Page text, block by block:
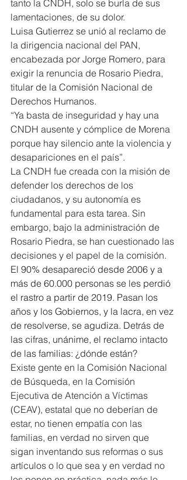
tanto la CNDH, solo se burla de sus
lamentaciones, de su dolor.
Luisa Gutierrez se unió al reclamo de
la dirigencia nacional del PAN,
encabezada por Jorge Romero, para
exigir la renuncia de Rosario Piedra,
titular de la Comisión Nacional de
Derechos Humanos.
“Ya basta de inseguridad y hay una
CNDH ausente y cómplice de Morena
porque hay silencio ante la violencia y
desapariciones en el país”.
La CNDH fue creada con la misión de
defender los derechos de los
ciudadanos, y su autonomía es
fundamental para esta tarea. Sin
embargo, bajo la administración de
Rosario Piedra, se han cuestionado las
decisiones y el papel de la comisión.
El 90% desapareció desde 2006 y a
más de 60.000 personas se les perdió
el rastro a partir de 2019. Pasan los
años y los Gobiernos, y la lacra, en vez
de resolverse, se agudiza. Detrás de
las cifras, unánime, el reclamo intacto
de las familias: ¿dónde están?
Existe gente en la Comisión Nacional
de Búsqueda, en la Comisión
Ejecutiva de Atención a Víctimas
(CEAV), estatal que no deberían de
estar, no tienen empatía con las
familias, en verdad no sirven que
sigan inventando sus reformas o sus
artículos o lo que sea y en verdad no